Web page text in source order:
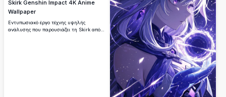
Skirk Genshin Impact 4K Anime
Wallpaper
Εντυπωσιακό έργο τέχνης υψηλής
ανάλυσης που παρουσιάζει τη Skirk από